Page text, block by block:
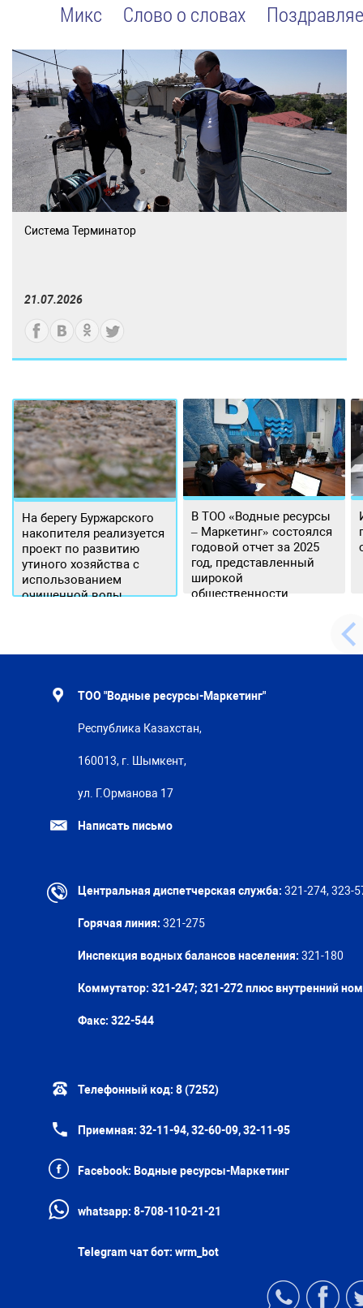
Микс
Слово о словах
Система Терминатор
21.07.2026
На берегу Буржарского
накопителя реализуется
проект по развитию
утиного хозяйства с
использованием
очищенной воды
В ТОО «Водные ресурсы
– Маркетинг» состоялся
годовой отчет за 2025
год, представленный
широкой
общественности.
ТОО "Водные ресурсы-Маркетинг"
Республика Казахстан,
160013, г. Шымкент,
ул. Г.Орманова 17
Написать письмо
Центральная диспетчерская служба: 321-274, 323-
Горячая линия: 321-275
Инспекция водных балансов населения: 321-180
Коммутатор: 321-247; 321-272 плюс внутренний
Факс: 322-544
Телефонный код: 8 (7252)
Приемная: 32-11-94, 32-60-09, 32-11-95
Facebook: Водные ресурсы-Маркетинг
whatsapp: 8-708-110-21-21
Telegram чат бот: wrm_bot